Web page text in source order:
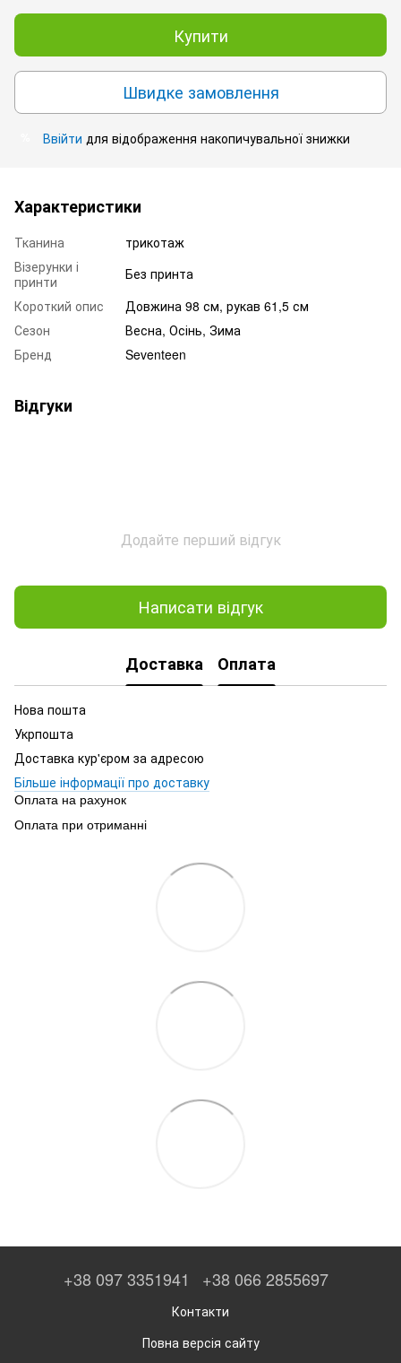
Купити
Швидке замовлення
Ввійти для відображення накопичувальної знижки
Характеристики
Тканина
трикотаж
Візерунки і
принти
Без принта
Короткий опис
Довжина 98 см, рукав 61,5 см
Сезон
Весна, Осінь, Зима
Бренд
Seventeen
Відгуки
Додайте перший відгук
Написати відгук
Доставка Оплата
Нова пошта
Укрпошта
Доставка кур'єром за адресою
Більше інформації про доставку
Оплата на рахунок
Оплата при отриманні
+38 097 3351941 +38 066 2855697
Контакти
Повна версія сайту